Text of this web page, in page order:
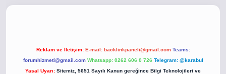
Reklam ve İletişim: E-mail: backlinkpaneli@gmail.com Teams:
forumhizmeti@gmail.com Whatsapp: 0262 606 0 726 Telegram: @karabul
Yasal Uyarı: Sitemiz, 5651 Sayılı Kanun gereğince Bilgi Teknolojileri ve